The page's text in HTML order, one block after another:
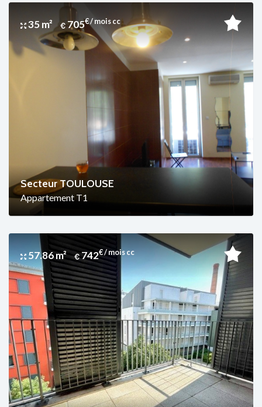
35 m² 705€ / mois cc
Secteur TOULOUSE
Appartement T1
57.86 m² 742€ / mois cc